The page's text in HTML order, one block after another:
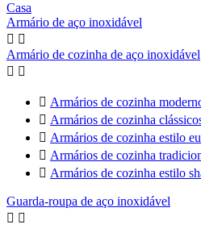
Casa
Armário de aço inoxidável
 
Armário de cozinha de aço inoxidável
 
 Armários de cozinha
 Armários de cozinha
 Armários de cozinha estilo
 Armários de cozinha
 Armários de cozinha estilo
Guarda-roupa de aço inoxidável
 